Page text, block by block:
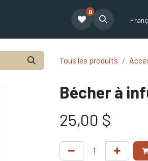
Notre équipe
0
Tous les produits
Bécher à
25,00 $